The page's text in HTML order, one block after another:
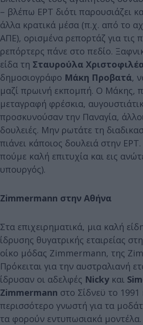
– βλέπω ΕΡΤ διότι παρουσιάζει
άλλα κρατικά μέσα (π.χ. από το
ΑΠΕ), ορισμένα ρεπορτάζ για τις
ρεπόρτερς πάνε στο πεδίο.
είδα τη Σταυρούλα
δημοσιογράφο Μάκη Προβατά,
μαζί πρωινή εκπομπή. Ο Μάκης,
μεταγραφή φρέσκια,
προσκυνούσαν την Παναγία,
δουλειές. Μην ρωτάτε τη
πιάνει κάποιος δουλειά στην
πούμε καλή επιτυχία και εις
υπουργός).
Zimmermann στην Αθήνα
Στα επιχειρηματικά, μια καλή
ίδρυσης θυγατρικής εταιρείας
οίκο μόδας Zimmermann, της
Πρόκειται για την αυστραλιανή
ίδρυσαν οι αδελφές Nickyκαι
Zimmermann στο Σίδνεϋ το 1991
περισσότερο γνωστή για τα
τα φορούν εντυπωσιακά